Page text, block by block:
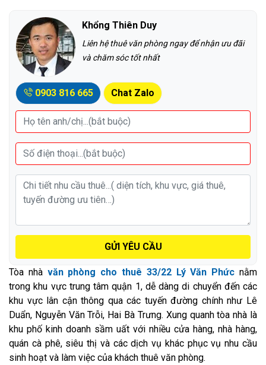
Khổng Thiên Duy
Liên hệ thuê văn phòng ngay để nhận ưu đãi
và chăm sóc tốt nhất
0903 816 665 Chat Zalo
GỬI YÊU CẦU
Tòa nhà văn phòng cho thuê 33/22 Lý Văn Phức nằm
trong khu vực trung tâm quận 1, dễ dàng di chuyển đến các
khu vực lân cận thông qua các tuyến đường chính như Lê
Duẩn, Nguyễn Văn Trỗi, Hai Bà Trưng. Xung quanh tòa nhà là
khu phố kinh doanh sầm uất với nhiều cửa hàng, nhà hàng,
quán cà phê, siêu thị và các dịch vụ khác phục vụ nhu cầu
sinh hoạt và làm việc của khách thuê văn phòng.